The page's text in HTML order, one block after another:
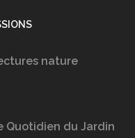
nature
Quotidien du Jardin